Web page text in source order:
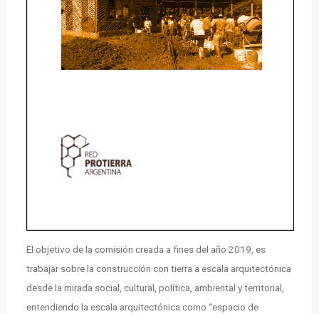
El objetivo de la comisión creada a fines del año 2019, es
trabajar sobre la construcción con tierra a escala arquitectónica
desde la mirada social, cultural, política, ambiental y territorial,
entendiendo la escala arquitectónica como “espacio de